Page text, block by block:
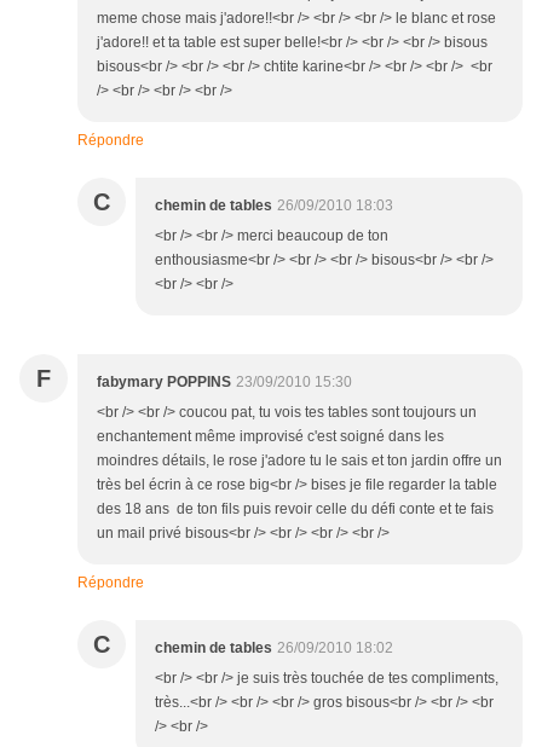
meme chose mais j'adore!!<br /> <br /> <br /> le blanc et rose
j'adore!! et ta table est super belle!<br /> <br /> <br /> bisous
bisous<br /> <br /> <br /> chtite karine<br /> <br /> <br /> <br
/> <br /> <br /> <br />
Répondre
C chemin de tables 26/09/2010 18:03
<br /> <br /> merci beaucoup de ton
enthousiasme<br /> <br /> <br /> bisous<br /> <br />
<br /> <br />
F fabymary POPPINS 23/09/2010 15:30
<br /> <br /> coucou pat, tu vois tes tables sont toujours un
enchantement même improvisé c'est soigné dans les
moindres détails, le rose j'adore tu le sais et ton jardin offre un
très bel écrin à ce rose big<br /> bises je file regarder la table
des 18 ans de ton fils puis revoir celle du défi conte et te fais
un mail privé bisous<br /> <br /> <br /> <br />
Répondre
C chemin de tables 26/09/2010 18:02
<br /> <br /> je suis très touchée de tes compliments,
très...<br /> <br /> <br /> gros bisous<br /> <br /> <br
/> <br />